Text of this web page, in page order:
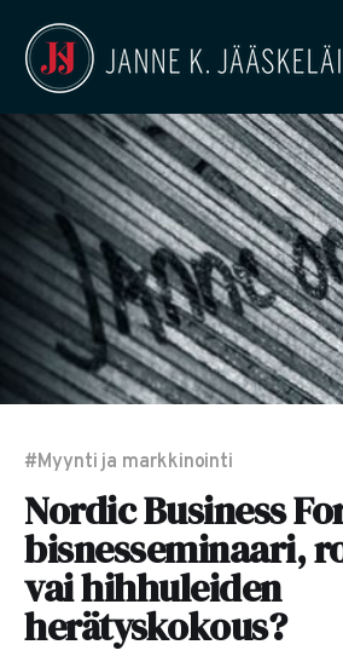
#Myynti ja markkinointi
Nordic Business
bisnesseminaari,
vai hihhuleiden
herätyskokous?